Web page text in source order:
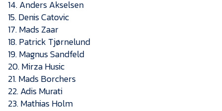
14. Anders Akselsen
15. Denis Catovic
17. Mads Zaar
18. Patrick Tjørnelund
19. Magnus Sandfeld
20. Mirza Husic
21. Mads Borchers
22. Adis Murati
23. Mathias Holm